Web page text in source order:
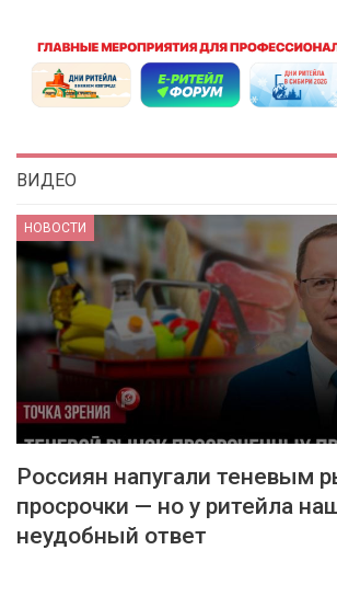
ВИДЕО
НОВОСТИ
Россиян напугали теневым
просрочки — но у ритейла
неудобный ответ